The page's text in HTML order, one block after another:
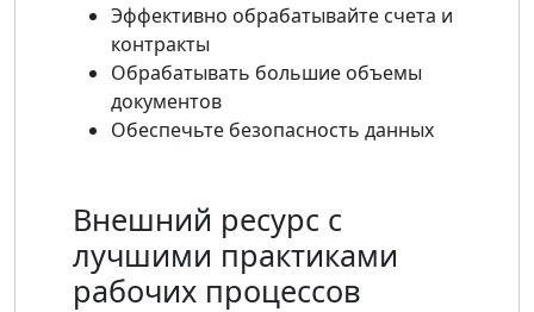
Эффективно обрабатывайте счета и
контракты
Обрабатывать большие объемы
документов
Обеспечьте безопасность данных
Внешний ресурс с
лучшими практиками
рабочих процессов